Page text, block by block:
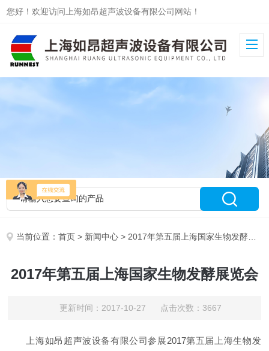
您好！欢迎访问上海如昂超声波设备有限公司网站！
当前位置：首页 > 新闻中心 > 2017年第五届上海国家生物发酵展览会
2017年第五届上海国家生物发酵展览会
更新时间：2017-10-27 点击次数：3667
上海如昂超声波设备有限公司参展2017第五届上海生物发